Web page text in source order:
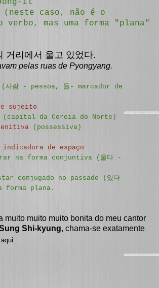
il
(neste caso, não é o
mas uma forma "plana"
거리에서 울고 있었다.
pelas ruas de Pyongyang.
(사람 - pessoa, 들- marcador de
sujeito
(capital da Coreia do Norte)
(possessiva)
de espaço
na forma conjuntiva ( 울다 -
conjugado no passado ( 있다 -
plana.
muito muito muito bonita do meu cantor
Shi-kyung, chama-se exatamente
aqui: